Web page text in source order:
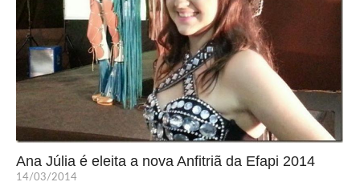
Ana Júlia é eleita a nova Anfitriã da Efapi 2014
14/03/2014